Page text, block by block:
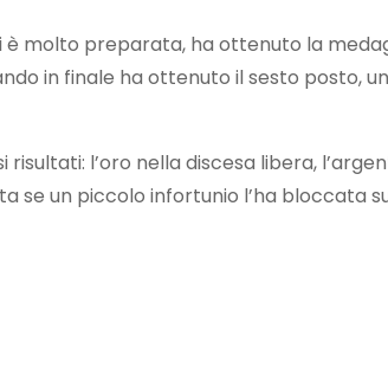
molto preparata, ha ottenuto la
in finale ha ottenuto il sesto posto,
l’oro nella discesa libera,
un piccolo infortunio l’ha bloccata